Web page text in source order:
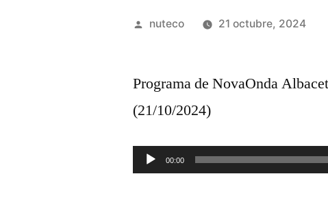
Publicada
nuteco 21 octubre, 2024
Programa de NovaOnda
(21/10/2024)
Reproductor
00:00